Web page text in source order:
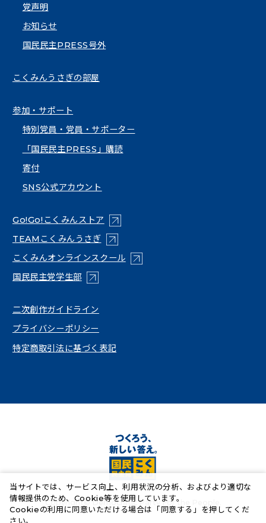
党声明
お知らせ
国民民主PRESS号外
こくみんうさぎの部屋
参加・サポート
特別党員・党員・サポーター
「国民民主PRESS」購読
寄付
SNS公式アカウント
Go!Go!こくみんストア （新しいタブで開く）
TEAMこくみんうさぎ（新しいタブで開く）
こくみんオンラインスクール（新しいタブで開く）
国民民主党学生部（新しいタブで開く）
二次創作ガイドライン
プライバシーポリシー
特定商取引法に基づく表記
Copyright© Democratic Party For the People.
当サイトでは、サービス向上、利用状況の分析、およびより適切な
情報提供のため、Cookie等を使用しています。
Cookieの利用に同意いただける場合は「同意する」を押してくだ
さい。